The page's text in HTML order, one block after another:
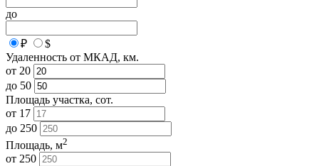
до
₽
$
Удаленность от МКАД, км.
от 20
до 50
Площадь участка, сот.
от 17
до 250
Площадь, м2
от 250